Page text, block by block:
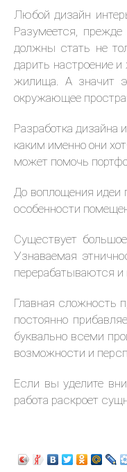
Любой дизайн
Разумеется,
должны стать не
дарить настроение
жилища. А значит
окружающее
Разработка дизайна
каким именно они
может помочь
До воплощения идеи
особенности
Существует
Узнаваемая
перерабатываются
Главная сложность
постоянно
буквально всеми
возможности и
Если вы уделите
работа раскроет